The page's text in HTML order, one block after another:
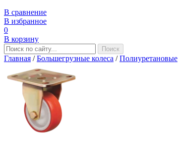
В сравнение
В избранное
0
В корзину
Главная /Большегрузные колеса /Полиуретановые